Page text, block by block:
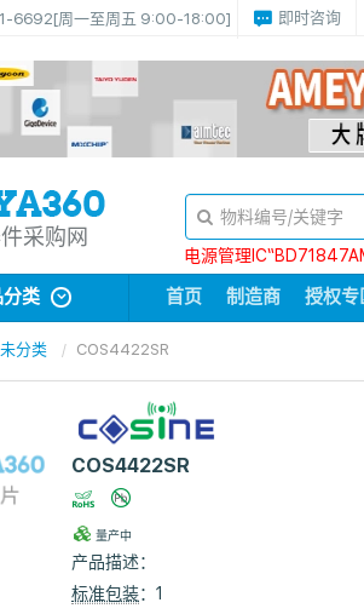
6692[周一至周五 9:00-18:00] 即时咨询
采购网
电源管理
类 首页 制造商 授权专
未分类 COS4422SR
COS4422SR
量产中
产品描述：
标准包装：1